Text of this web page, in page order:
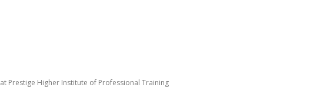
Prestige Higher Institute of Professional Training